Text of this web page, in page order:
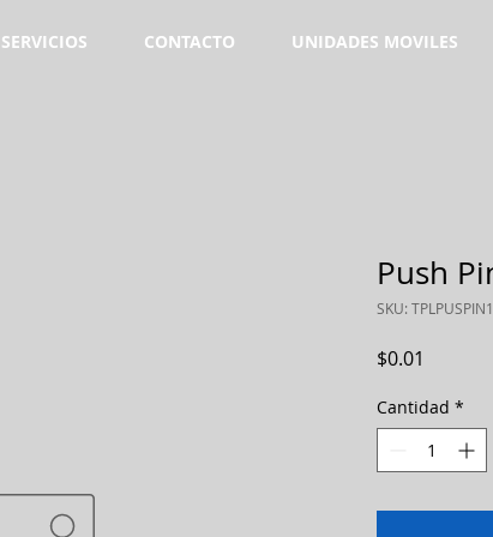
SERVICIOS CONTACTO UNIDADES MOVILES
Push
SKU:
$0.01
Cantidad *